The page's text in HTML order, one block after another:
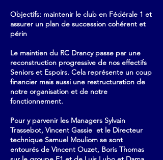
Objectifs: maintenir le club en Fédérale 1 et
assurer un plan de succession cohérent et
périn
Le maintien du RC Drancy passe par une
reconstruction progressive de nos effectifs
Seniors et Espoirs. Cela représente un coup
financier mais aussi une restructuration de
notre organisation et de notre
fonctionnement.
Pour y parvenir les Managers Sylvain
Trassebot, Vincent Gassie et le Directeur
technique Samuel Mouliom se sont
entourés de Vincent Ouzet, Boris Thomas